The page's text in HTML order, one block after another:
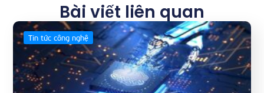
Bài viết liên quan
Tin tức công nghệ